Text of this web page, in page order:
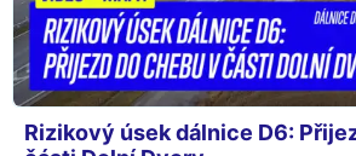
Rizikový úsek dálnice D6: